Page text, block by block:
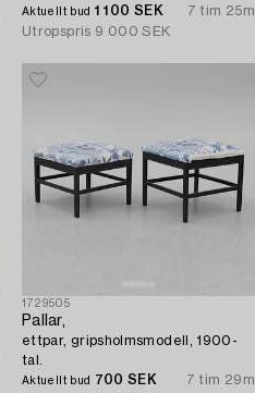
Aktuellt bud 1 100 SEK
7 tim 25m
Utropspris 9 000 SEK
1729505
Pallar,
ettpar, gripsholmsmodell, 1900-
tal.
Aktuellt bud 700 SEK
7 tim 29m